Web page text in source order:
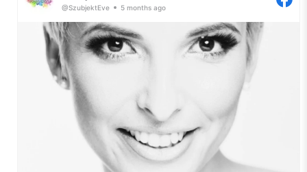
elhallgattatnom a belső hangokat.
Szóval, szorongás.
Ilyen vagyok én. Egy ideje azon gondolkodom, hogy – bár
nem szeretem a diagnózist, hiszen a szó maga is már egy
negatív háttérjelentést hordoz – szükségem lenne arra, hogy
tudjam, mi a gond velem.
Miért vagyok egy két lábon járó szorongás. Gyakorlatilag
gyerekkorom óta. Miért van az, hogy nem tudok örülni
@SzubjektEve 5 months ago